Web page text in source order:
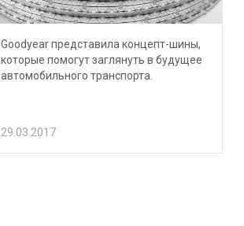
Goodyear представила концепт-шины,
которые помогут заглянуть в будущее
автомобильного транспорта.
29.03.2017